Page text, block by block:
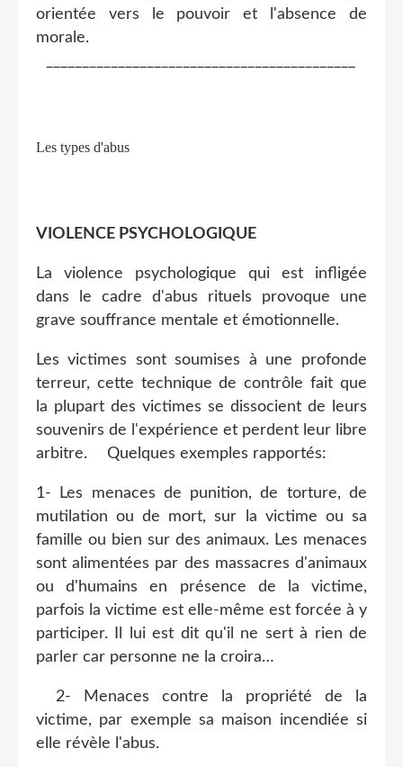
orientée vers le pouvoir et l'absence de
morale.
Les types d'abus
VIOLENCE PSYCHOLOGIQUE
La violence psychologique qui est infligée
dans le cadre d'abus rituels provoque une
grave souffrance mentale et émotionnelle.
Les victimes sont soumises à une profonde
terreur, cette technique de contrôle fait que
la plupart des victimes se dissocient de leurs
souvenirs de l'expérience et perdent leur libre
arbitre. Quelques exemples rapportés:
1- Les menaces de punition, de torture, de
mutilation ou de mort, sur la victime ou sa
famille ou bien sur des animaux. Les menaces
sont alimentées par des massacres d'animaux
ou d'humains en présence de la victime,
parfois la victime est elle-même est forcée à y
participer. Il lui est dit qu'il ne sert à rien de
parler car personne ne la croira…
2- Menaces contre la propriété de la
victime, par exemple sa maison incendiée si
elle révèle l'abus.